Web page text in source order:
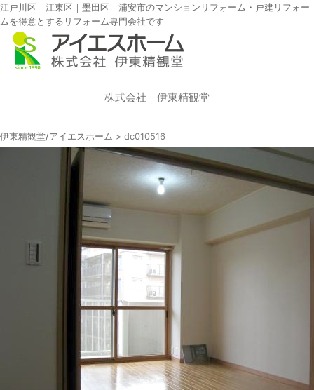
江戸川区｜江東区｜墨田区｜浦安市のマンションリフォーム・戸建リフォー
ムを得意とするリフォーム専門会社です
株式会社 伊東精観堂
伊東精観堂/アイエスホーム > dc010516